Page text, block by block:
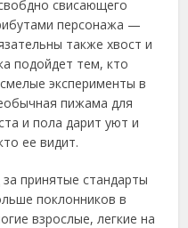
свисающего
персонажа —
также хвост и
подойдет тем, кто
эксперименты в
пижама для
и пола дарит уют и
ее видит.
принятые стандарты
поклонников в
взрослые, легкие на